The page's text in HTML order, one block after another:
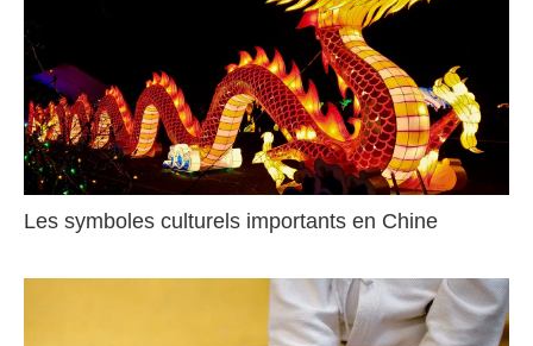
Les symboles culturels importants en Chine